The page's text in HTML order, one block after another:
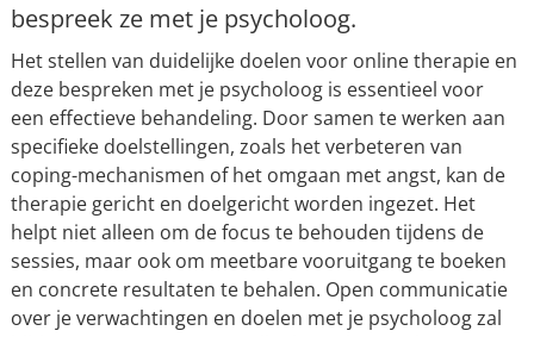
bespreek ze met je psycholoog.
Het stellen van duidelijke doelen voor online therapie en
deze bespreken met je psycholoog is essentieel voor
een effectieve behandeling. Door samen te werken aan
specifieke doelstellingen, zoals het verbeteren van
coping-mechanismen of het omgaan met angst, kan de
therapie gericht en doelgericht worden ingezet. Het
helpt niet alleen om de focus te behouden tijdens de
sessies, maar ook om meetbare vooruitgang te boeken
en concrete resultaten te behalen. Open communicatie
over je verwachtingen en doelen met je psycholoog zal